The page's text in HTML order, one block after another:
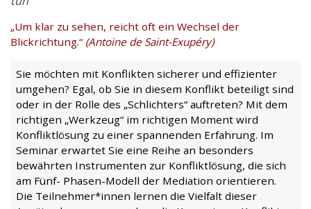
„Um klar zu sehen, reicht oft ein Wechsel der
Blickrichtung.“ (Antoine de Saint-Exupéry)
Sie möchten mit Konflikten sicherer und effizienter
umgehen? Egal, ob Sie in diesem Konflikt beteiligt sind
oder in der Rolle des „Schlichters“ auftreten? Mit dem
richtigen „Werkzeug“ im richtigen Moment wird
Konfliktlösung zu einer spannenden Erfahrung. Im
Seminar erwartet Sie eine Reihe an besonders
bewährten Instrumenten zur Konfliktlösung, die sich
am Fünf- Phasen-Modell der Mediation orientieren.
Die Teilnehmer*innen lernen die Vielfalt dieser